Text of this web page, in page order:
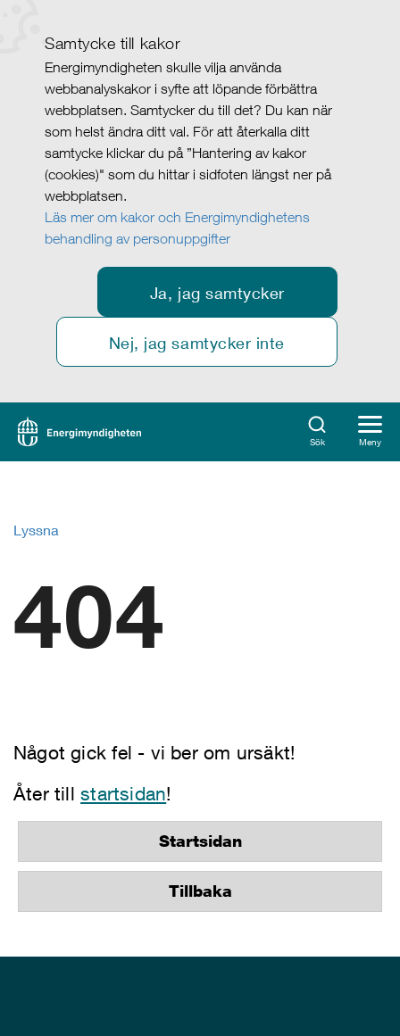
Samtycke till kakor
Energimyndigheten skulle vilja använda
webbanalyskakor i syfte att löpande förbättra
webbplatsen. Samtycker du till det? Du kan när
som helst ändra ditt val. För att återkalla ditt
samtycke klickar du på ”Hantering av kakor
(cookies)" som du hittar i sidfoten längst ner på
webbplatsen.
Läs mer om kakor och Energimyndighetens
behandling av personuppgifter
Ja, jag samtycker
Nej, jag samtycker inte
Sök Meny
Lyssna
404
Något gick fel - vi ber om ursäkt!
Åter tillstartsidan!
Startsidan
Tillbaka